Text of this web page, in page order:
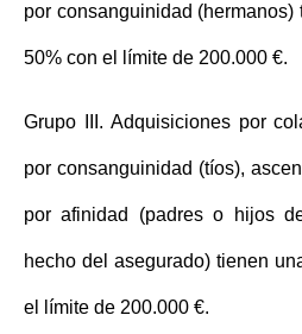
por consanguinidad (hermanos)
50% con el límite de 200.000 €.
Grupo III. Adquisiciones por
por consanguinidad (tíos),
por afinidad (padres o hijos
hecho del asegurado) tienen
el límite de 200.000 €.